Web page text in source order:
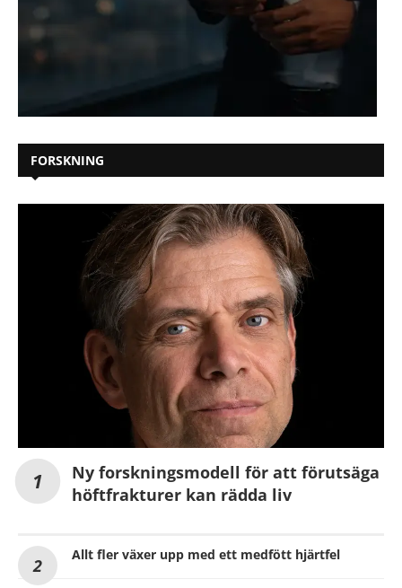
FORSKNING
Ny forskningsmodell för att förutsäga
höftfrakturer kan rädda liv
Allt fler växer upp med ett medfött hjärtfel